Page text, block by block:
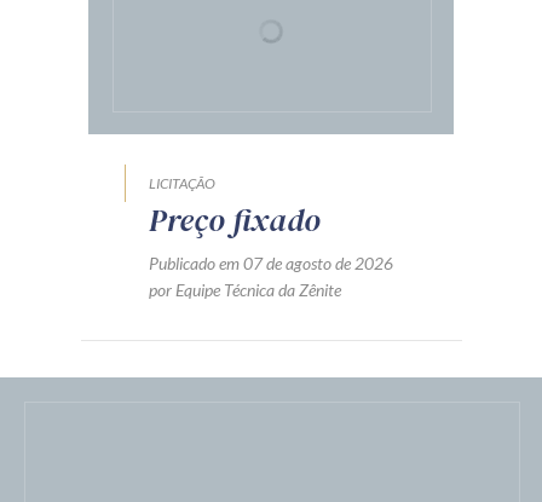
LICITAÇÃO
Preço fixado
Publicado em 07 de agosto de 2026
por Equipe Técnica da Zênite